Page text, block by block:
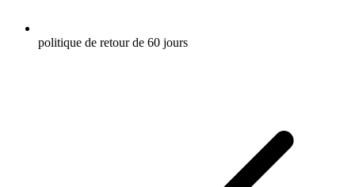
politique de retour de 60 jours